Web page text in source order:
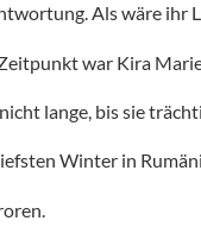
Als wäre ihr
war Kira
lange, bis sie
Winter in